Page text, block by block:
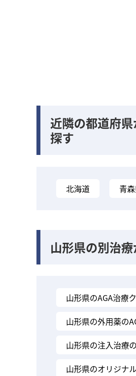
近隣の都道府
探す
北海道 青
山形県の別治
山形県のAGA治療
山形県の外用薬の
山形県の注入治療
山形県のオリジナ